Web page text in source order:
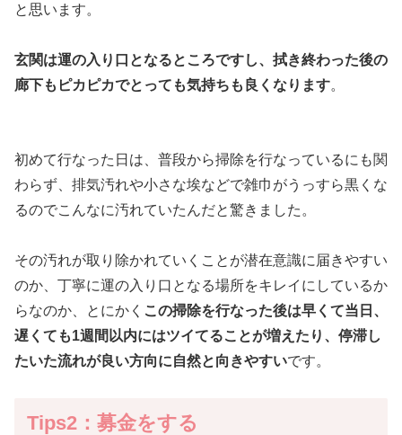
と思います。
玄関は運の入り口となるところですし、拭き終わった後の
廊下もピカピカでとっても気持ちも良くなります。
初めて行なった日は、普段から掃除を行なっているにも関
わらず、排気汚れや小さな埃などで雑巾がうっすら黒くな
るのでこんなに汚れていたんだと驚きました。
その汚れが取り除かれていくことが潜在意識に届きやすい
のか、丁寧に運の入り口となる場所をキレイにしているか
らなのか、とにかく この掃除を行なった後は早くて当日、
遅くても1週間以内にはツイてることが増えたり、停滞し
たいた流れが良い方向に自然と向きやすいです。
Tips2：募金をする